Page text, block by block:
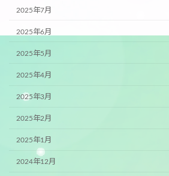
2025年7月
2025年6月
2025年5月
2025年4月
2025年3月
2025年2月
2025年1月
2024年12月